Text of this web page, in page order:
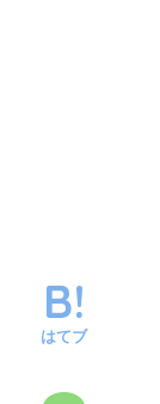
はてブ